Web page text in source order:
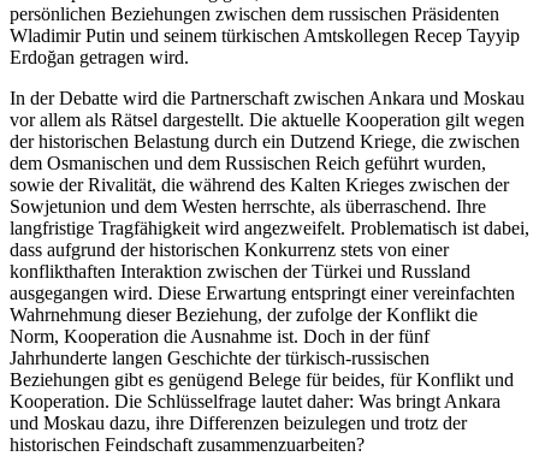
persönlichen Beziehungen zwischen dem russischen Präsidenten
Wladimir Putin und seinem türkischen Amtskollegen Recep Tayyip
Erdoğan getragen wird.
In der Debatte wird die Partnerschaft zwischen Ankara und Moskau
vor allem als Rätsel dargestellt. Die aktuelle Kooperation gilt wegen
der historischen Belastung durch ein Dutzend Kriege, die zwischen
dem Osmanischen und dem Russischen Reich geführt wurden,
sowie der Rivalität, die während des Kalten Krieges zwischen der
Sowjetunion und dem Westen herrschte, als überraschend. Ihre
langfristige Trag­fähigkeit wird angezweifelt. Problematisch ist dabei,
dass aufgrund der historischen Konkurrenz stets von einer
konflikthaften Interaktion zwischen der Türkei und Russland
ausgegangen wird. Diese Erwartung entspringt einer vereinfachten
Wahrnehmung dieser Beziehung, der zufolge der Konflikt die
Norm, Koope­ration die Ausnahme ist. Doch in der fünf
Jahrhunderte langen Geschichte der türkisch-russischen
Beziehungen gibt es genügend Belege für beides, für Konflikt und
Kooperation. Die Schlüsselfrage lautet daher: Was bringt Ankara
und Moskau dazu, ihre Differenzen beizulegen und trotz der
historischen Feindschaft zusammenzuarbeiten?